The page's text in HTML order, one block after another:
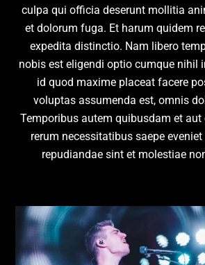
culpa qui officia deserunt mollitia
et dolorum fuga. Et harum quidem
expedita distinctio. Nam libero
nobis est eligendi optio cumque nihil
id quod maxime placeat facere
voluptas assumenda est, omnis
Temporibus autem quibusdam et
rerum necessitatibus saepe
repudiandae sint et molestiae